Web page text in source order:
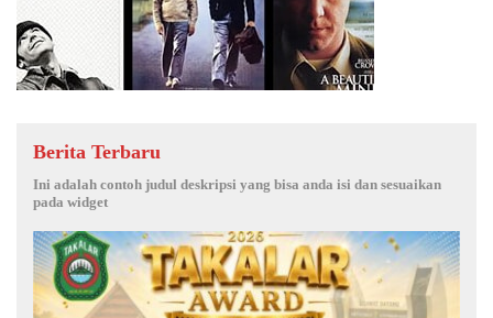
Berita Terbaru
Ini adalah contoh judul deskripsi yang bisa anda isi dan sesuaikan
pada widget